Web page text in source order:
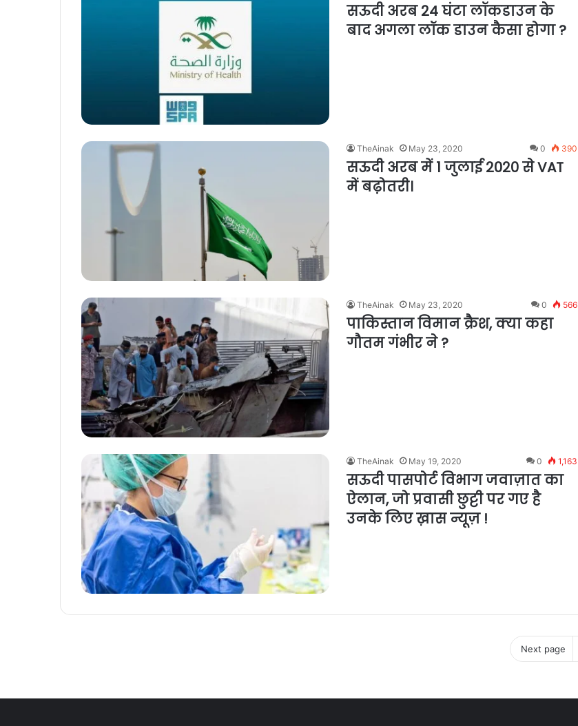
सऊदी अरब 24 घंटा लॉकडाउन के
बाद अगला लॉक डाउन कैसा होगा ?
TheAinak May 23, 2020 0 390
सऊदी अरब में 1 जुलाई 2020 से VAT
में बढ़ोतरी।
TheAinak May 23, 2020 0 566
पाकिस्तान विमान क्रैश, क्या कहा
गौतम गंभीर ने ?
TheAinak May 19, 2020 0 1,163
सऊदी पासपोर्ट विभाग जवाज़ात का
ऐलान, जो प्रवासी छुट्टी पर गए है
उनके लिए ख़ास न्यूज़ !
Next page